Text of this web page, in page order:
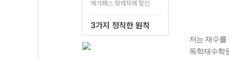
메가패스 형제자매 할인
3가지 정직한 원칙
저는 재수를
독학재수학